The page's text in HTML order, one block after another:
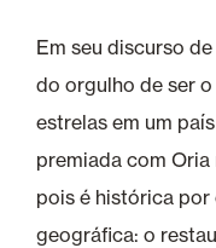
Em seu discurso
do orgulho de ser
estrelas em um
premiada com Oria
pois é histórica por
geográfica: o